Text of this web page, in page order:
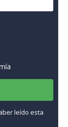
leído esta